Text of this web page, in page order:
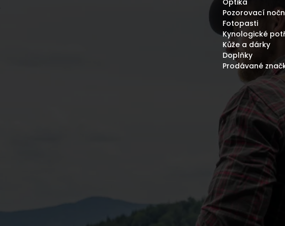
Pozorovací
Fotopasti
Kynologické
Kůže a dárky
Doplňky
Prodávané